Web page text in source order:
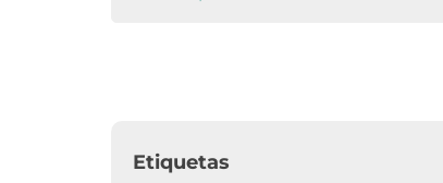
Etiquetas